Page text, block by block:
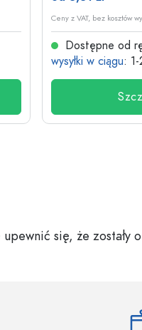
Ceny z VAT, bez kosztów
Dostępne od
wysyłki w ciągu:
się, że zostały